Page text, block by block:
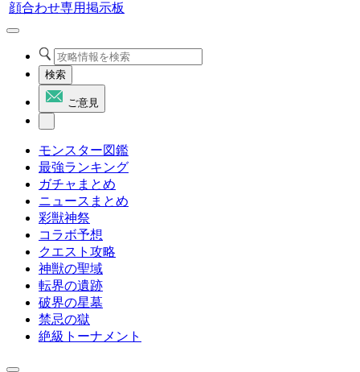
顔合わせ専用掲示板
検索
ご意見
モンスター図鑑
最強ランキング
ガチャまとめ
ニュースまとめ
彩獣神祭
コラボ予想
クエスト攻略
神獣の聖域
転界の遺跡
破界の星墓
禁忌の獄
絶級トーナメント